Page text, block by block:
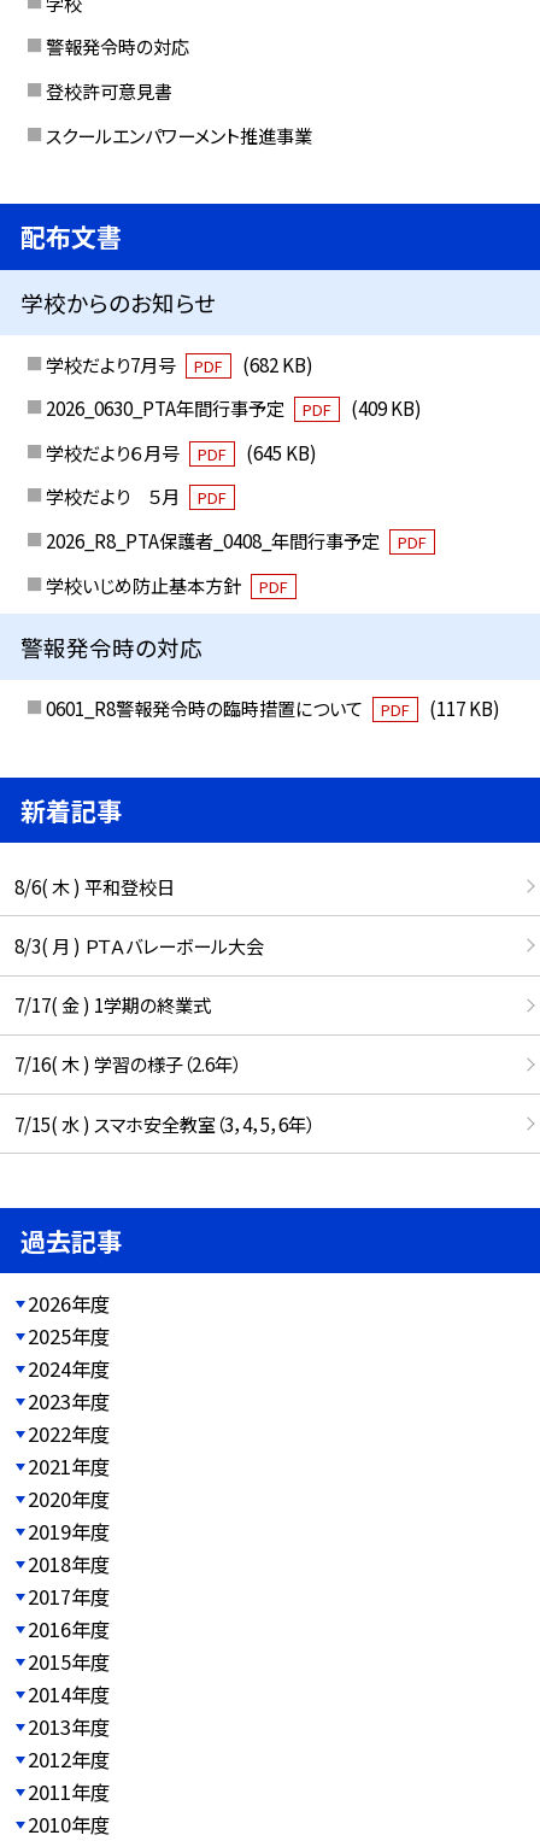
警報発令時の対応
登校許可意見書
スクールエンパワーメント推進事業
配布文書
学校からのお知らせ
学校だより7月号 PDF
(682 KB)
2026_0630_PTA年間行事予定
PDF
(409 KB)
学校だより６月号
PDF
(645 KB)
学校だより ５月
PDF
2026_R8_PTA保護者_0408_年間行事予定 PDF
学校いじめ防止基本方針 PDF
警報発令時の対応
0601_R8警報発令時の臨時措置について PDF (117 KB)
新着記事
8/6( 木 ) 平和登校日
8/3( 月 ) ＰＴＡバレーボール大会
7/17( 金 ) 1学期の終業式
7/16( 木 ) 学習の様子（2.6年）
7/15( 水 ) スマホ安全教室（3，4，5，6年）
過去記事
2026年度
2025年度
2024年度
2023年度
2022年度
2021年度
2020年度
2019年度
2018年度
2017年度
2016年度
2015年度
2014年度
2013年度
2012年度
2011年度
2010年度